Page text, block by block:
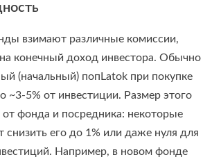
взимают различные комиссии,
конечный доход инвестора. Обычно
(начальный) попLatok при покупке
~3-5% от инвестиции. Размер этого
от фонда и посредника: некоторые
его до 1% или даже нуля для
Например, в новом фонде